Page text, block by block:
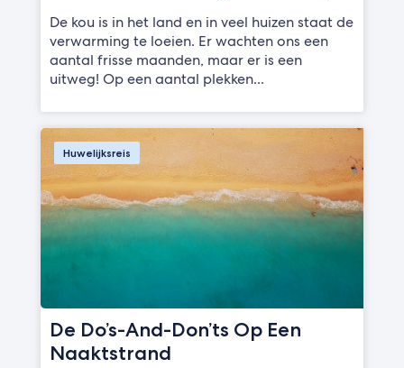
De kou is in het land en in veel huizen staat de
verwarming te loeien. Er wachten ons een
aantal frisse maanden, maar er is een
uitweg! Op een aantal plekken...
Huwelijksreis
De Do’s-And-Don’ts Op Een
Naaktstrand